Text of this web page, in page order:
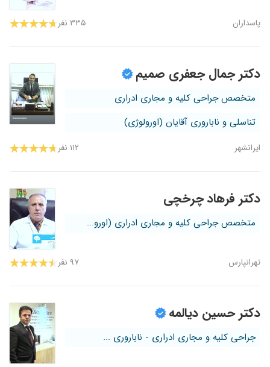
پاسداران ۳۳۵ نفر
دکتر جمال جعفری صمیم
متخصص جراحی کلیه و مجاری ادراری
تناسلی و ناباروری آقایان (اورولوژی)
ایرانشهر ۱۱۲ نفر
دکتر فرهاد چرخچی
متخصص جراحی کلیه و مجاری ادراری (اورو...
تهرانپارس ۹۷ نفر
دکتر حسین دیالمه
جراحی کلیه و مجاری ادراری - ناباروری ...